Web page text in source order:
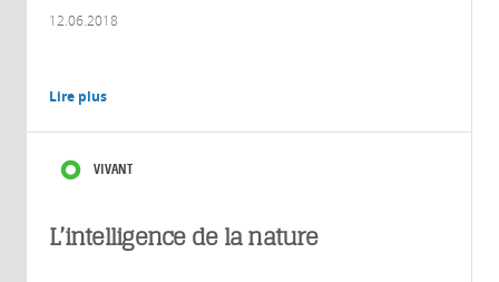
12.06.2018
Lire plus
VIVANT
L’intelligence de la nature